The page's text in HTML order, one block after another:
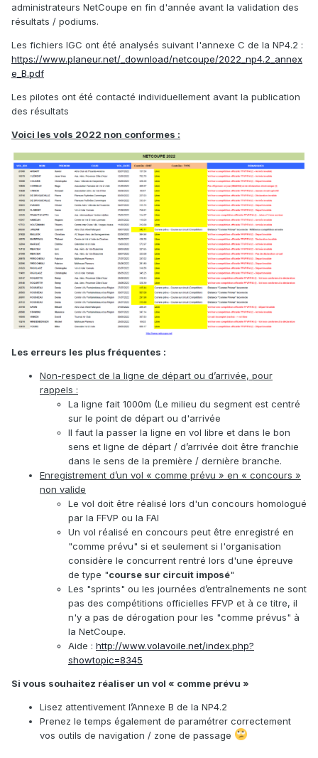
administrateurs NetCoupe en fin d'année avant la validation des
résultats / podiums.
Les fichiers IGC ont été analysés suivant l'annexe C de la NP4.2 :
https://www.planeur.net/_download/netcoupe/2022_np4.2_annex
e_B.pdf
Les pilotes ont été contacté individuellement avant la publication
des résultats
Voici les vols 2022 non conformes :
Les erreurs les plus fréquentes :
Non-respect de la ligne de départ ou d’arrivée, pour
rappels :
La ligne fait 1000m (Le milieu du segment est centré
sur le point de départ ou d'arrivée
Il faut la passer la ligne en vol libre et dans le bon
sens et ligne de départ / d’arrivée doit être franchie
dans le sens de la première / dernière branche.
Enregistrement d’un vol « comme prévu » en « concours »
non valide
Le vol doit être réalisé lors d'un concours homologué
par la FFVP ou la FAI
Un vol réalisé en concours peut être enregistré en
"comme prévu" si et seulement si l'organisation
considère le concurrent rentré lors d'une épreuve
de type "course sur circuit imposé"
Les "sprints" ou les journées d’entraînements ne sont
pas des compétitions officielles FFVP et à ce titre, il
n'y a pas de dérogation pour les "comme prévus" à
la NetCoupe.
Aide : http://www.volavoile.net/index.php?
showtopic=8345
Si vous souhaitez réaliser un vol « comme prévu »
Lisez attentivement l’Annexe B de la NP4.2
Prenez le temps également de paramétrer correctement
vos outils de navigation / zone de passage